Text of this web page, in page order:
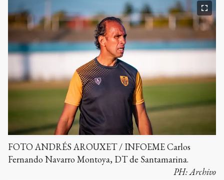
FOTO ANDRÉS AROUXET / INFOEME Carlos
Fernando Navarro Montoya, DT de Santamarina.
PH:Archivo